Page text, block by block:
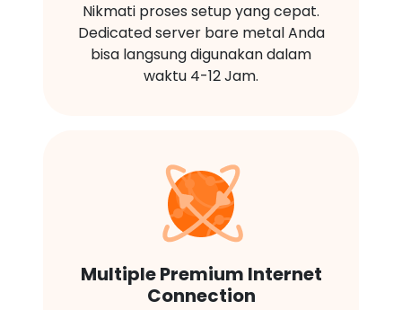
Nikmati proses setup yang cepat.
Dedicated server bare metal Anda
bisa langsung digunakan dalam
waktu 4-12 Jam.
Multiple Premium Internet
Connection